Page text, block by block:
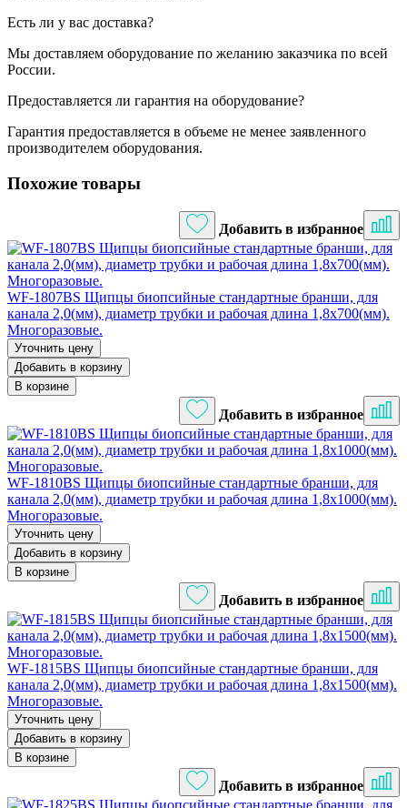
Есть ли у вас доставка?
Мы доставляем оборудование по желанию заказчика по всей
России.
Предоставляется ли гарантия на оборудование?
Гарантия предоставляется в объеме не менее заявленного
производителем оборудования.
Похожие товары
Добавить в избранное
WF-1807BS Щипцы биопсийные стандартные бранши, для
канала 2,0(мм), диаметр трубки и рабочая длина 1,8х700(мм).
Многоразовые.
Уточнить цену
Добавить в корзину
В корзине
Добавить в избранное
WF-1810BS Щипцы биопсийные стандартные бранши, для
канала 2,0(мм), диаметр трубки и рабочая длина 1,8х1000(мм).
Многоразовые.
Уточнить цену
Добавить в корзину
В корзине
Добавить в избранное
WF-1815BS Щипцы биопсийные стандартные бранши, для
канала 2,0(мм), диаметр трубки и рабочая длина 1,8х1500(мм).
Многоразовые.
Уточнить цену
Добавить в корзину
В корзине
Добавить в избранное